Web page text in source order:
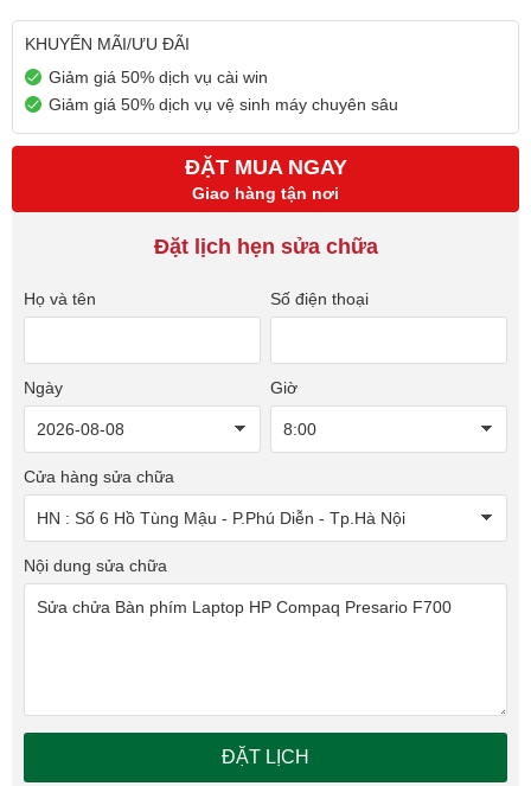
KHUYẾN MÃI/ƯU ĐÃI
Giảm giá 50% dịch vụ cài win
Giảm giá 50% dịch vụ vệ sinh máy chuyên sâu
ĐẶT MUA NGAY
Giao hàng tận nơi
Đặt lịch hẹn sửa chữa
Họ và tên Số điện thoại
Ngày Giờ
Cửa hàng sửa chữa
Nội dung sửa chữa
ĐẶT LỊCH